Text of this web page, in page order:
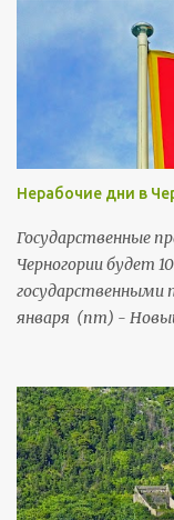
возводили члены
горожане и
многим мечетям
Нерабочие дни в
Государственные
Черногории будет
государственными
января (пт) -
и 14 июля (вт) -
13 ноября (пт) и 14
dan), праздник